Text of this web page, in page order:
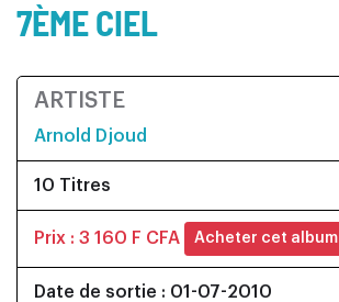
7ÈME CIEL
ARTISTE
Arnold Djoud
10 Titres
Prix : 3 160 F CFA Acheter cet album
Date de sortie : 01-07-2010